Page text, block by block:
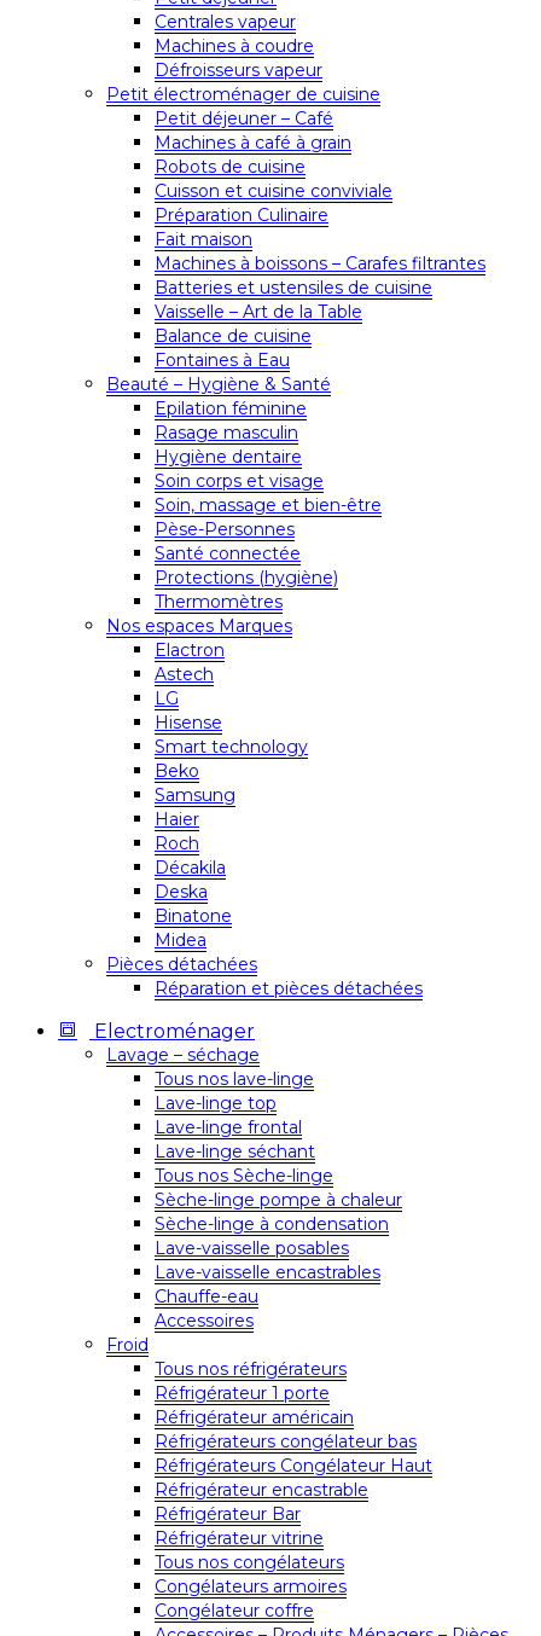
Centrales vapeur
Machines à coudre
Défroisseurs vapeur
Petit électroménager de cuisine
Petit déjeuner – Café
Machines à café à grain
Robots de cuisine
Cuisson et cuisine conviviale
Préparation Culinaire
Fait maison
Machines à boissons – Carafes filtrantes
Batteries et ustensiles de cuisine
Vaisselle – Art de la Table
Balance de cuisine
Fontaines à Eau
Beauté – Hygiène & Santé
Epilation féminine
Rasage masculin
Hygiène dentaire
Soin corps et visage
Soin, massage et bien-être
Pèse-Personnes
Santé connectée
Protections (hygiène)
Thermomètres
Nos espaces Marques
Elactron
Astech
LG
Hisense
Smart technology
Beko
Samsung
Haier
Roch
Décakila
Deska
Binatone
Midea
Pièces détachées
Réparation et pièces détachées
Electroménager
Lavage – séchage
Tous nos lave-linge
Lave-linge top
Lave-linge frontal
Lave-linge séchant
Tous nos Sèche-linge
Sèche-linge pompe à chaleur
Sèche-linge à condensation
Lave-vaisselle posables
Lave-vaisselle encastrables
Chauffe-eau
Accessoires
Froid
Tous nos réfrigérateurs
Réfrigérateur 1 porte
Réfrigérateur américain
Réfrigérateurs congélateur bas
Réfrigérateurs Congélateur Haut
Réfrigérateur encastrable
Réfrigérateur Bar
Réfrigérateur vitrine
Tous nos congélateurs
Congélateurs armoires
Congélateur coffre